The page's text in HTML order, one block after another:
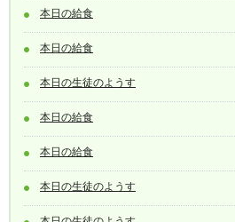
本日の給食
本日の給食
本日の生徒のようす
本日の給食
本日の給食
本日の生徒のようす